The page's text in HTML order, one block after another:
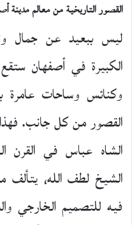
القصور التاريخية من معالم مدينة
ليس ببعيد عن جمال
الكبيرة في أصفهان
وكنائس وساحات عامرة
القصور من كل جانب.
الشاه عباس في
الشيخ لطف الله،
فيه للتصميم الخارجي